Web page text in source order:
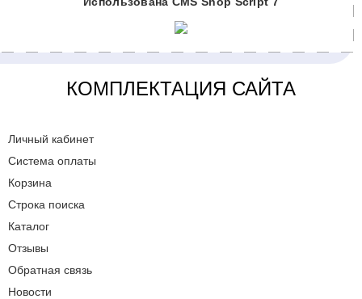
КОМПЛЕКТАЦИЯ САЙТА
Личный кабинет
Система оплаты
Корзина
Строка поиска
Каталог
Отзывы
Обратная связь
Новости